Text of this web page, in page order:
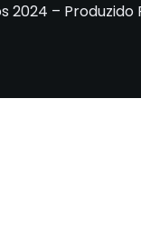
2024 – Produzido